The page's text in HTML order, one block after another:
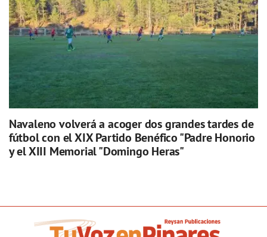
Navaleno volverá a acoger dos grandes tardes de
fútbol con el XIX Partido Benéfico "Padre Honorio
y el XIII Memorial "Domingo Heras"